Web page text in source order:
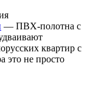
— ПВХ-полотна с
квартир с
это не просто